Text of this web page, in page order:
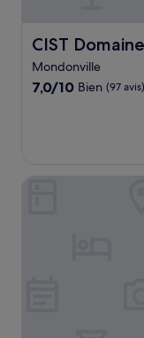
CIST
CIST Domaine
Mondonville
7.0
7,0/10 Bien (97 avis)